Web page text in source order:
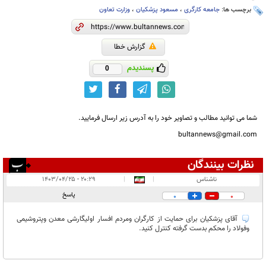
برچسب ها: جامعه کارگری ، مسعود پزشکیان ، وزارت تعاون
گزارش خطا
پسندیدم 0
شما می توانید مطالب و تصاویر خود را به آدرس زیر ارسال فرمایید.
bultannews@gmail.com
نظرات بینندگان
در انتظار بررسی:
ناشناس |
|
۲۰:۲۹ - ۱۴۰۳/۰۴/۲۵
0
0 پاسخ
آقای پزشکیان برای حمایت از کارگران ومردم افسار اولیگارشی معدن وپتروشیمی
وفولاد را محکم بدست گرفته کنترل کنید.